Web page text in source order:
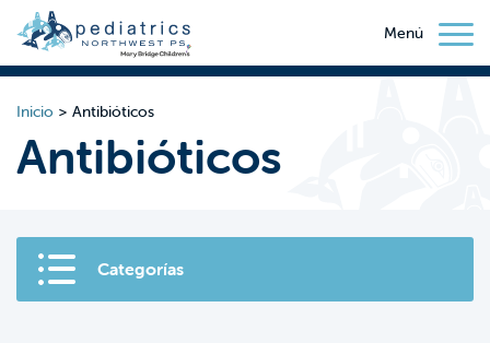
Menú
Inicio > Antibióticos
Antibióticos
Categorías